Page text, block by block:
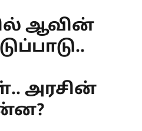
ஆவின்
அரசின்